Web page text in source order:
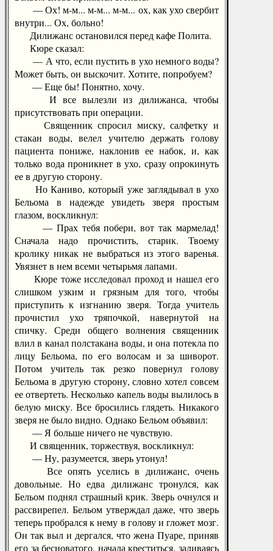
— Ох! м-м... м-м... м-м... ох, как ухо свербит
внутри... Ох, больно!
Дилижанс остановился перед кафе Полита.
Кюре сказал:
— А что, если пустить в ухо немного воды?
Может быть, он выскочит. Хотите, попробуем?
— Еще бы! Понятно, хочу.
И все вылезли из дилижанса, чтобы
присутствовать при операции.
Священник спросил миску, салфетку и
стакан воды, велел учителю держать голову
пациента пониже, наклонив ее набок, и, как
только вода проникнет в ухо, сразу опрокинуть
ее в другую сторону.
Но Каниво, который уже заглядывал в ухо
Бельома в надежде увидеть зверя простым
глазом, воскликнул:
— Прах тебя побери, вот так мармелад!
Сначала надо прочистить, старик. Твоему
кролику никак не выбраться из этого варенья.
Увязнет в нем всеми четырьмя лапами.
Кюре тоже исследовал проход и нашел его
слишком узким и грязным для того, чтобы
приступить к изгнанию зверя. Тогда учитель
прочистил ухо тряпочкой, навернутой на
спичку. Среди общего волнения священник
влил в канал полстакана воды, и она потекла по
лицу Бельома, по его волосам и за шиворот.
Потом учитель так резко повернул голову
Бельома в другую сторону, словно хотел совсем
ее отвертеть. Несколько капель воды вылилось в
белую миску. Все бросились глядеть. Никакого
зверя не было видно. Однако Бельом объявил:
— Я больше ничего не чувствую.
И священник, торжествуя, воскликнул:
— Ну, разумеется, зверь утонул!
Все опять уселись в дилижанс, очень
довольные. Но едва дилижанс тронулся, как
Бельом поднял страшный крик. Зверь очнулся и
рассвирепел. Бельом утверждал даже, что зверь
теперь пробрался к нему в голову и гложет мозг.
Он так выл и дергался, что жена Пуаре, приняв
его за бесноватого, начала креститься, заливаясь